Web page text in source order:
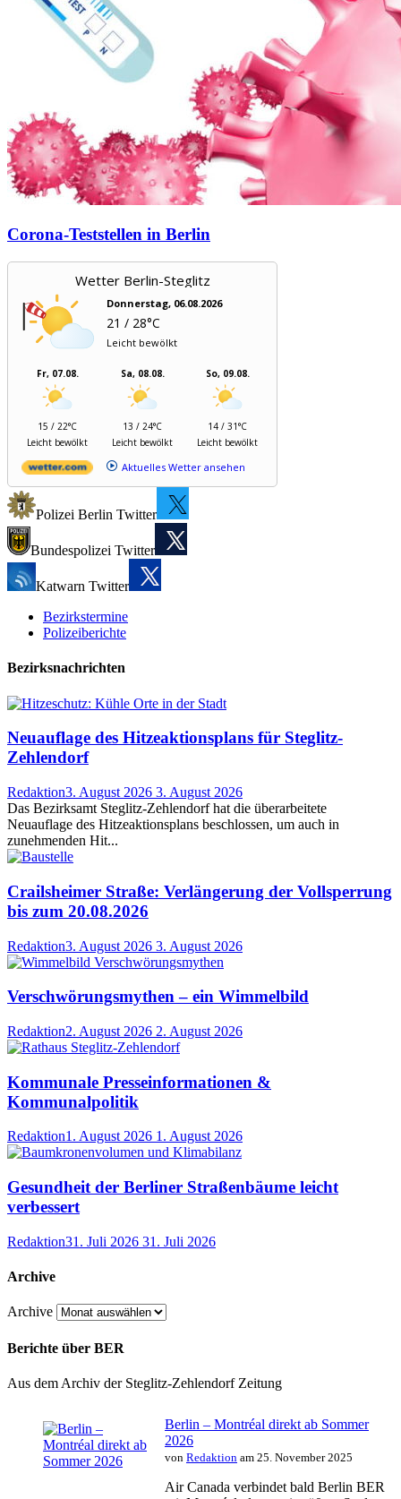
Corona-Teststellen in Berlin
Wetter Berlin-Steglitz
Donnerstag, 06.08.2026
21 / 28°C
Leicht bewölkt
Fr, 07.08.
15 / 22°C
Leicht bewölkt
Sa, 08.08.
13 / 24°C
Leicht bewölkt
So, 09.08.
14 / 31°C
Leicht bewölkt
Aktuelles Wetter ansehen
Polizei Berlin Twitter
Bundespolizei Twitter
Katwarn Twitter
Bezirkstermine
Polizeiberichte
Bezirksnachrichten
Neuauflage des Hitzeaktionsplans für Steglitz-
Zehlendorf
Redaktion3. August 2026 3. August 2026
Das Bezirksamt Steglitz-Zehlendorf hat die überarbeitete
Neuauflage des Hitzeaktionsplans beschlossen, um auch in
zunehmenden Hit...
Crailsheimer Straße: Verlängerung der Vollsperrung
bis zum 20.08.2026
Redaktion3. August 2026 3. August 2026
Verschwörungsmythen – ein Wimmelbild
Redaktion2. August 2026 2. August 2026
Kommunale Presseinformationen &
Kommunalpolitik
Redaktion1. August 2026 1. August 2026
Gesundheit der Berliner Straßenbäume leicht
verbessert
Redaktion31. Juli 2026 31. Juli 2026
Archive
Archive
Berichte über BER
Aus dem Archiv der Steglitz-Zehlendorf Zeitung
Berlin – Montréal direkt ab Sommer
2026
von Redaktion am 25. November 2025
Air Canada verbindet bald Berlin BER